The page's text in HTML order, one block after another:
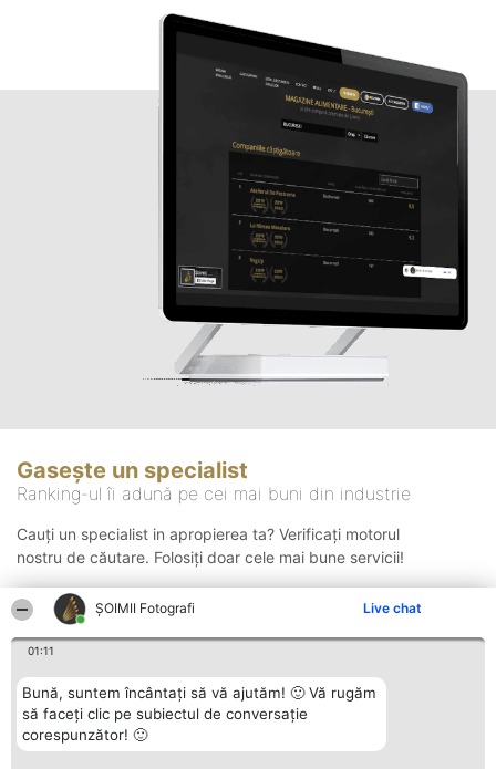
ȘOIMII Fotografi Live chat
01:11
Bună, suntem încântați să vă ajutăm! 🙂 Vă rugăm
să faceți clic pe subiectul de conversație
corespunzător! 🙂
Gasește un specialist
Ranking-ul îi adună pe cei mai buni din industrie
Cauți un specialist in apropierea ta? Verificați motorul
nostru de căutare. Folosiți doar cele mai bune servicii!